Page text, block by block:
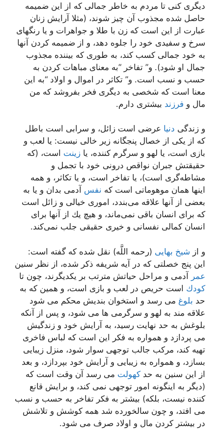
ديگرى كنى تا مردم به خاطر جمالى كه از اين ضميمه
حاصل شده مجذوب آن چيز شوند، (مثلا آرايش زنان
عبارت از اين است كه زن با طلا و جواهرات و يا رنگهاى
سرخ و سفيدى خود را جلوه دهد، و از ضميمه كردن آنها
به خود جمالى كسب كند، به طورى كه بيننده مجذوب
جمال او شود). و” تفاخر “به معناى مباهات كردن به
حسب و نسب است. و” تكاثر در اموال و اولاد “به اين
معنا است كه شخصى به ديگرى فخر بفروشد كه من
مال و فرزند بيشترى دارم.
و زندگى دنيا عرضى است زائل، و سرابى است باطل
كه از يكى از خصال پنجگانه زير خالى نيست: يا لعب و
بازى است، يا لهو و سرگرم كننده، يا زينت است، (كه
حقيقتش جبران نواقص درونى خود با تجمل و
مشاطه‌گرى است)، يا تفاخر است، و يا تكاثر، و همه
اينها همان موهوماتى است كه نفس آدمى بدان و يا به
بعضى از آنها علاقه مى‌بندد، امورى خيالى و زائل است
كه براى انسان باقى نمى‌ماند، و هيچ يك از آنها براى
انسان كمالى نفسانى و خيرى حقيقى جلب نمى‌كند.
و از شيخ بهايى (رحمه اللَّه) نقل شده كه گفته است:
اين پنج خصلتى كه در آيه شريفه ذكر شده، از نظر سنين
عمر آدمى و مراحل حياتش مترتب بر يكديگرند، چون تا
كودك است حريص در لعب و بازى است، و همين كه به
حد بلوغ مى رسد و استخوان بنديش محكم مى شود
علاقه مند به لهو و سرگرمى ها مى شود، و پس از آنكه
بلوغش به حد نهايت رسيد، به آرايش خود و زندگيش
مى پردازد و همواره به فكر اين است كه لباس فاخرى
تهيه كند، مركب جالب توجهى سوار شود، منزل زيبايى
بسازد، و همواره به زيبايى و آرايش خود بپردازد، و بعد
از اين سنين به حد كهولت مى رسد آن وقت است كه
(ديگر به اينگونه امور توجهى نمى كند، و برايش قانع
كننده نيست، بلكه) بيشتر به فكر تفاخر به حسب و نسب
مى افتد، و چون سالخورده شد همه كوشش و تلاشش
در بيشتر كردن مال و اولاد صرف مى شود.